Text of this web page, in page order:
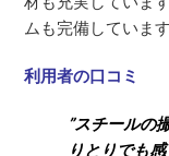
ムも完備しています
利用者の口コミ
”スチールの
りとりでも